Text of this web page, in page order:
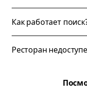
Как работает
Ресторан